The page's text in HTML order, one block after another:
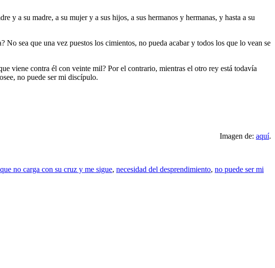
y a su madre, a su mujer y a sus hijos, a sus hermanos y hermanas, y hasta a su
sea que una vez puestos los cimientos, no pueda acabar y todos los que lo vean se
viene contra él con veinte mil? Por el contrario, mientras el otro rey está todavía
no puede ser mi discípulo.
Imagen de: aquí.
no carga con su cruz y me sigue, necesidad del desprendimiento, no puede ser mi